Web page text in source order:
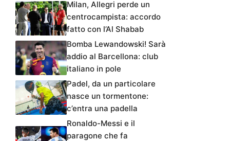
Milan, Allegri perde un
centrocampista: accordo
fatto con l’Al Shabab
Bomba Lewandowski! Sarà
addio al Barcellona: club
italiano in pole
Padel, da un particolare
nasce un tormentone:
c’entra una padella
Ronaldo-Messi e il
paragone che fa